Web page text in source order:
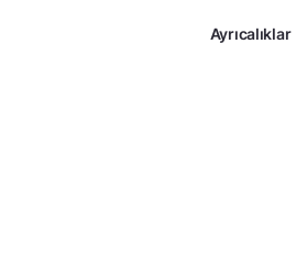
Ayrıcalıklar